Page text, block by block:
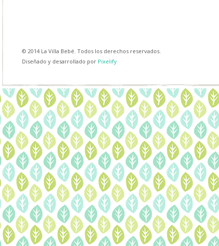
© 2014 La Villa Bebé. Todos los derechos reservados.
Diseñado y desarrollado por Pixelify